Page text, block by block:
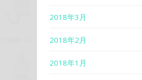
2018年3月
2018年2月
2018年1月